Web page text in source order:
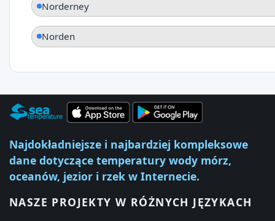
Norderney
Norden
Najdokładniejsze i najbardziej kompleksowe
dane dotyczące temperatury wody mórz,
oceanów, jezior i rzek w Internecie.
NASZE PROJEKTY W RÓŻNYCH JĘZYKACH